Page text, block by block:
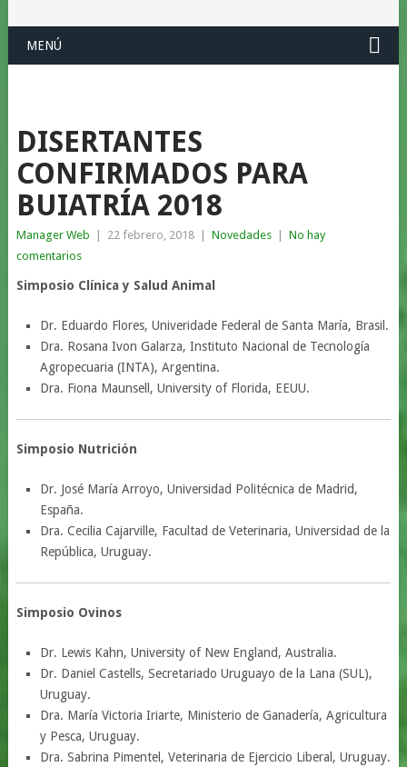
MENÚ
DISERTANTES
CONFIRMADOS PARA
BUIATRÍA 2018
Manager Web 22 febrero, 2018 Novedades
No hay
comentarios
Simposio Clínica y Salud Animal
Dr. Eduardo Flores, Univeridade Federal de Santa María, Brasil.
Dra. Rosana Ivon Galarza, Instituto Nacional de Tecnología
Agropecuaria (INTA), Argentina.
Dra. Fiona Maunsell, University of Florida, EEUU.
Simposio Nutrición
Dr. José María Arroyo, Universidad Politécnica de Madrid,
España.
Dra. Cecilia Cajarville, Facultad de Veterinaria, Universidad de la
República, Uruguay.
Simposio Ovinos
Dr. Lewis Kahn, University of New England, Australia.
Dr. Daniel Castells, Secretariado Uruguayo de la Lana (SUL),
Uruguay.
Dra. María Victoria Iriarte, Ministerio de Ganadería, Agricultura
y Pesca, Uruguay.
Dra. Sabrina Pimentel, Veterinaria de Ejercicio Liberal, Uruguay.